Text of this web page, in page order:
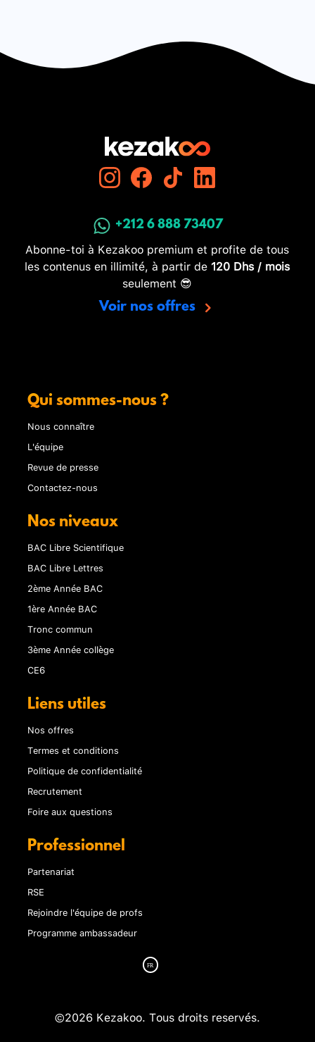
+212 6 888 73407
Abonne-toi à Kezakoo premium et profite de tous
les contenus en illimité, à partir de 120 Dhs / mois
seulement 😎
Voir nos offres
Qui sommes-nous ?
Nous connaître
L'équipe
Revue de presse
Contactez-nous
Nos niveaux
BAC Libre Scientifique
BAC Libre Lettres
2ème Année BAC
1ère Année BAC
Tronc commun
3ème Année collège
CE6
Liens utiles
Nos offres
Termes et conditions
Politique de confidentialité
Recrutement
Foire aux questions
Professionnel
Partenariat
RSE
Rejoindre l'équipe de profs
Programme ambassadeur
©2026 Kezakoo. Tous droits reservés.